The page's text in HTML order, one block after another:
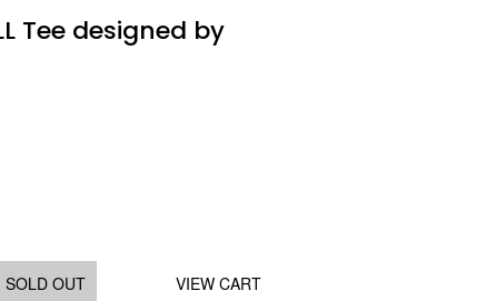
Tee designed by
SOLD OUT VIEW CART